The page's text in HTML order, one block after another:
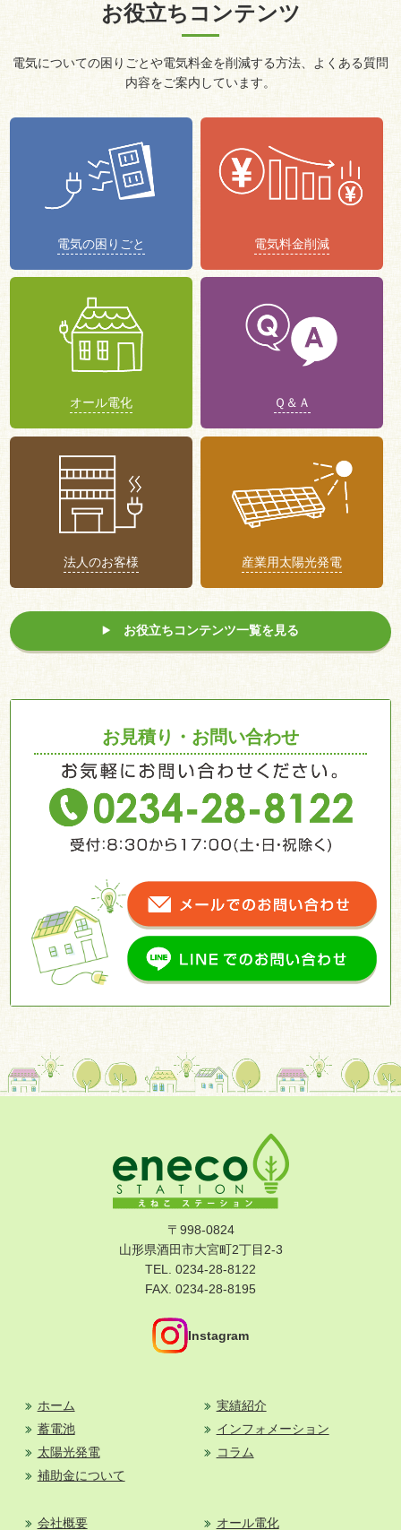
お役立ちコンテンツ
電気についての困りごとや電気料金を削減する方法、よくある質問
内容をご案内しています。
電気の困りごと 電気料金削減
オール電化 Ｑ＆Ａ
法人のお客様 産業用太陽光発電
お役立ちコンテンツ一覧を見る
お見積り・お問い合わせ
〒998-0824
山形県酒田市大宮町2丁目2-3
TEL. 0234-28-8122
FAX. 0234-28-8195
Instagram
ホーム
蓄電池
太陽光発電
補助金について
実績紹介
インフォメーション
コラム
会社概要 オール電化